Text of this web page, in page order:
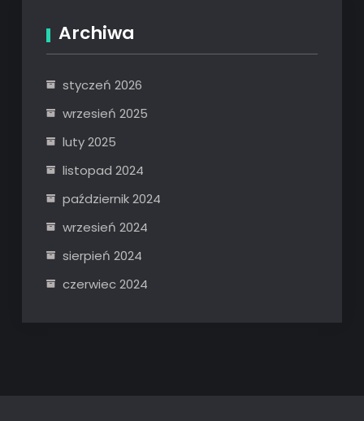
Archiwa
styczeń 2026
wrzesień 2025
luty 2025
listopad 2024
październik 2024
wrzesień 2024
sierpień 2024
czerwiec 2024